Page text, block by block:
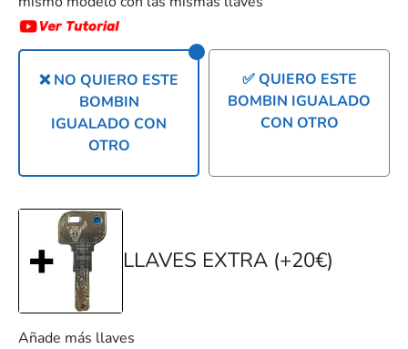
❌ NO QUIERO ESTE
BOMBIN
IGUALADO CON
OTRO
✅ QUIERO ESTE
BOMBIN IGUALADO
CON OTRO
LLAVES EXTRA (+20€)
Añade más llaves